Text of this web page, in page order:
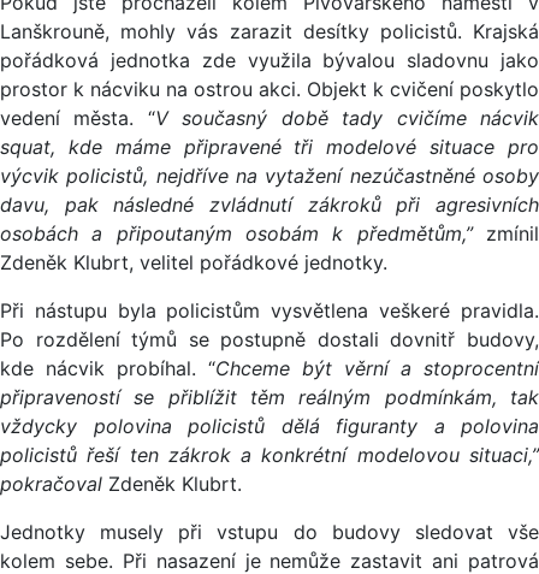
Lanškrouně, mohly vás zarazit desítky policistů. Krajská
pořádková jednotka zde využila bývalou sladovnu jako
prostor k nácviku na ostrou akci. Objekt k cvičení poskytlo
vedení města. “V současný době tady cvičíme nácvik
squat, kde máme připravené tři modelové situace pro
výcvik policistů, nejdříve na vytažení nezúčastněné osoby
davu, pak následné zvládnutí zákroků při agresivních
osobách a připoutaným osobám k předmětům,”zmínil
Zdeněk Klubrt, velitel pořádkové jednotky.
Při nástupu byla policistům vysvětlena veškeré pravidla.
Po rozdělení týmů se postupně dostali dovnitř budovy,
kde nácvik probíhal. “Chceme být věrní a stoprocentní
připraveností se přiblížit těm reálným podmínkám, tak
vždycky polovina policistů dělá figuranty a polovina
policistů řeší ten zákrok a konkrétní modelovou situaci,”
pokračoval Zdeněk Klubrt.
Jednotky musely při vstupu do budovy sledovat vše
kolem sebe. Při nasazení je nemůže zastavit ani patrová